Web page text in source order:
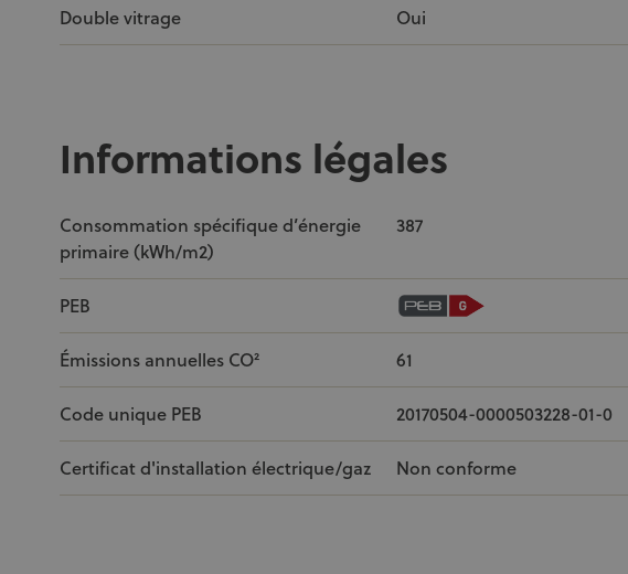
Double vitrage Oui
Informations légales
Consommation spécifique d’énergie
primaire (kWh/m2)
387
PEB
Émissions annuelles CO² 61
Code unique PEB 20170504-0000503228-01-0
Certificat d'installation électrique/gaz Non conforme